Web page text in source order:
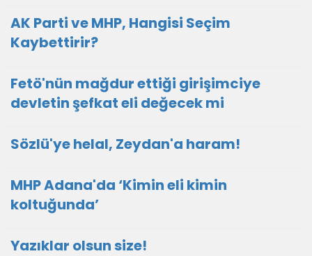
AK Parti ve MHP, Hangisi Seçim
Kaybettirir?
Fetö'nün mağdur ettiği girişimciye
devletin şefkat eli değecek mi
Sözlü'ye helal, Zeydan'a haram!
MHP Adana'da ‘Kimin eli kimin
koltuğunda’
Yazıklar olsun size!